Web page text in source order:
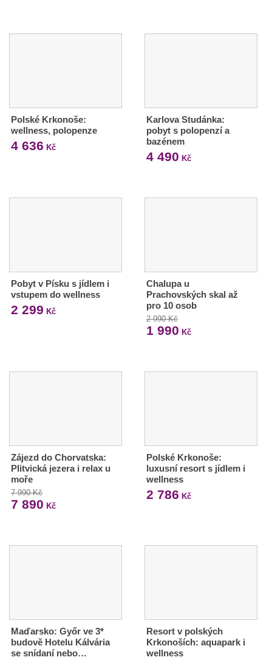
Polské Krkonoše:
wellness, polopenze
4 636 Kč
Karlova Studánka:
pobyt s polopenzí a
bazénem
4 490 Kč
Pobyt v Písku s jídlem i
vstupem do wellness
2 299 Kč
Chalupa u
Prachovských skal až
pro 10 osob
2 990 Kč
1 990 Kč
Zájezd do Chorvatska:
Plitvická jezera i relax u
moře
7 990 Kč
7 890 Kč
Polské Krkonoše:
luxusní resort s jídlem i
wellness
2 786 Kč
Maďarsko: Győr ve 3*
budově Hotelu Kálvária
se snídaní nebo…
Resort v polských
Krkonoších: aquapark i
wellness